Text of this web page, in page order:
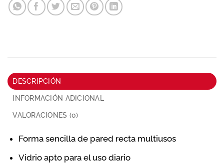
DESCRIPCIÓN
INFORMACIÓN ADICIONAL
VALORACIONES (0)
Forma sencilla de pared recta multiusos
Vidrio apto para el uso diario